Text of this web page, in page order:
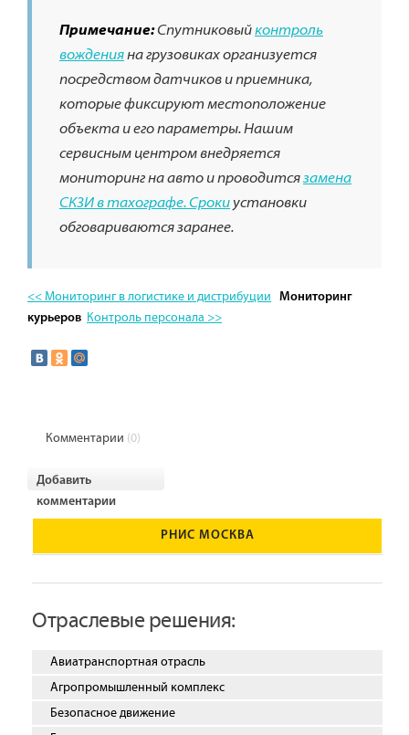
Примечание:Спутниковыйконтроль
вожденияна грузовиках организуется
посредством датчиков и приемника,
которые фиксируют местоположение
объекта и его параметры. Нашим
сервисным центром внедряется
мониторинг на авто и проводитсязамена
СКЗИ в тахографе. Срокиустановки
обговариваются заранее.
<< Мониторинг в логистике и дистрибуции
Мониторинг
курьеров Контроль персонала >>
Комментарии (0)
Добавить
комментарии
РНИС МОСКВА
Отраслевые решения:
Авиатранспортная отрасль
Агропромышленный комплекс
Безопасное движение